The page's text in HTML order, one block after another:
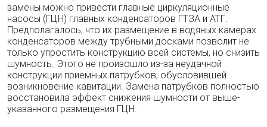
замены можно привести главные циркуляционные
насосы (ГЦН) главных кон­денсаторов ГТЗА и АТГ.
Предполагалось, что их размещение в водяных камерах
конденса­торов между трубными досками позволит не
только упростить конструкцию всей системы, но снизить
шумность. Этого не произошло из-за неудачной
конструкции приемных пат­рубков, обусловившей
возникновение кавита­ции. Замена патрубков полностью
восстано­вила эффект снижения шумности от выше­
указанного размещения ГЦН.